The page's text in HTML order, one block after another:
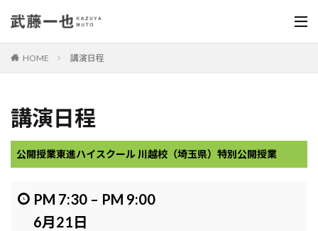
HOME 講演日程
講演日程
公開授業東進ハイスクール 川越校（埼玉県）特別公開授業
PM 7:30 – PM 9:00
6月21日